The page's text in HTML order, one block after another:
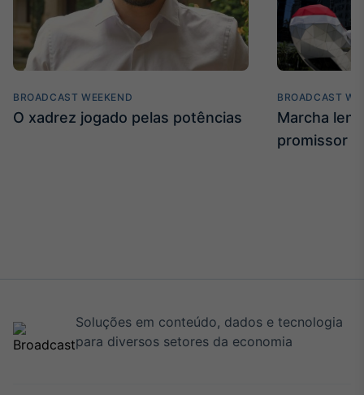
BROADCAST WEEKEND
O xadrez jogado pelas potências
BROADCAST
Marcha
promissor
Soluções em conteúdo, dados e tecnologia
para diversos setores da economia